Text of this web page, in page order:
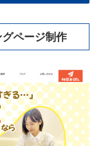
ページ制作